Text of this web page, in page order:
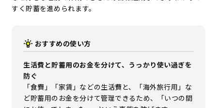
すく貯蓄を進められます。
おすすめの使い方
生活費と貯蓄用のお金を分けて、うっかり使い過ぎを
防ぐ
「食費」「家賃」などの生活費と、「海外旅行用」な
ど貯蓄用のお金を分けて管理できるため、「いつの間